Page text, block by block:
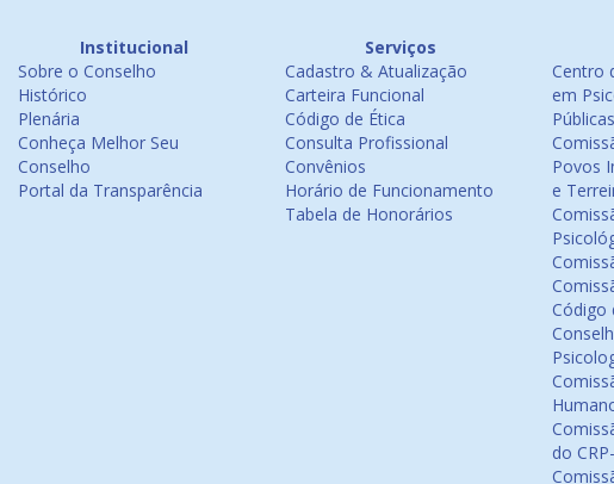
Institucional
Sobre o Conselho
Histórico
Plenária
Conheça Melhor Seu
Conselho
Portal da Transparência
Serviços
Cadastro & Atualização
Carteira Funcional
Código de Ética
Consulta Profissional
Convênios
Horário de Funcionamento
Tabela de Honorários
Centro
em
Povos
e
Código
do